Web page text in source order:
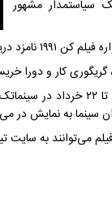
سیاستمدار مشهور
نخل طلا شد.
گریگوری کار و دورا
در سلسله برنامه‌ای که
سینما به نمایش در
می‌توانند به سایت